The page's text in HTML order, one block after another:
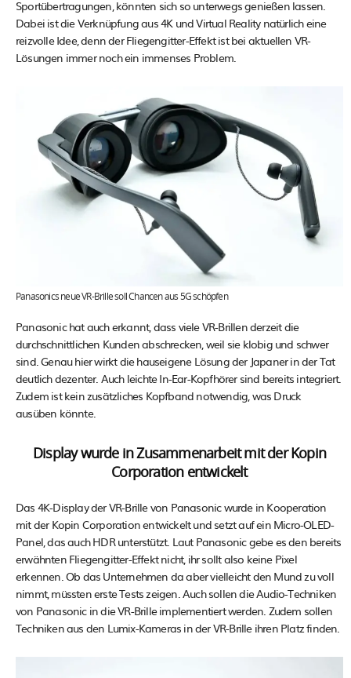
Sportübertragungen, könnten sich so unterwegs genießen lassen.
Dabei ist die Verknüpfung aus 4K und Virtual Reality natürlich eine
reizvolle Idee, denn der Fliegengitter-Effekt ist bei aktuellen VR-
Lösungen immer noch ein immenses Problem.
Panasonics neue VR-Brille soll Chancen aus 5G schöpfen
Panasonic hat auch erkannt, dass viele VR-Brillen derzeit die
durchschnittlichen Kunden abschrecken, weil sie klobig und schwer
sind. Genau hier wirkt die hauseigene Lösung der Japaner in der Tat
deutlich dezenter. Auch leichte In-Ear-Kopfhörer sind bereits integriert.
Zudem ist kein zusätzliches Kopfband notwendig, was Druck
ausüben könnte.
Display wurde in Zusammenarbeit mit der Kopin
Corporation entwickelt
Das 4K-Display der VR-Brille von Panasonic wurde in Kooperation
mit der Kopin Corporation entwickelt und setzt auf ein Micro-OLED-
Panel, das auch HDR unterstützt. Laut Panasonic gebe es den bereits
erwähnten Fliegengitter-Effekt nicht, ihr sollt also keine Pixel
erkennen. Ob das Unternehmen da aber vielleicht den Mund zu voll
nimmt, müssten erste Tests zeigen. Auch sollen die Audio-Techniken
von Panasonic in die VR-Brille implementiert werden. Zudem sollen
Techniken aus den Lumix-Kameras in der VR-Brille ihren Platz finden.